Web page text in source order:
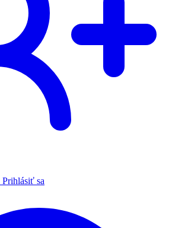
Prihlásiť sa